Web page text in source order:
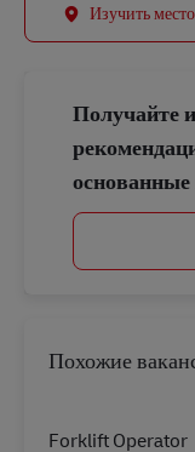
Изучить
Получайте
Похожие
Forklift Operator